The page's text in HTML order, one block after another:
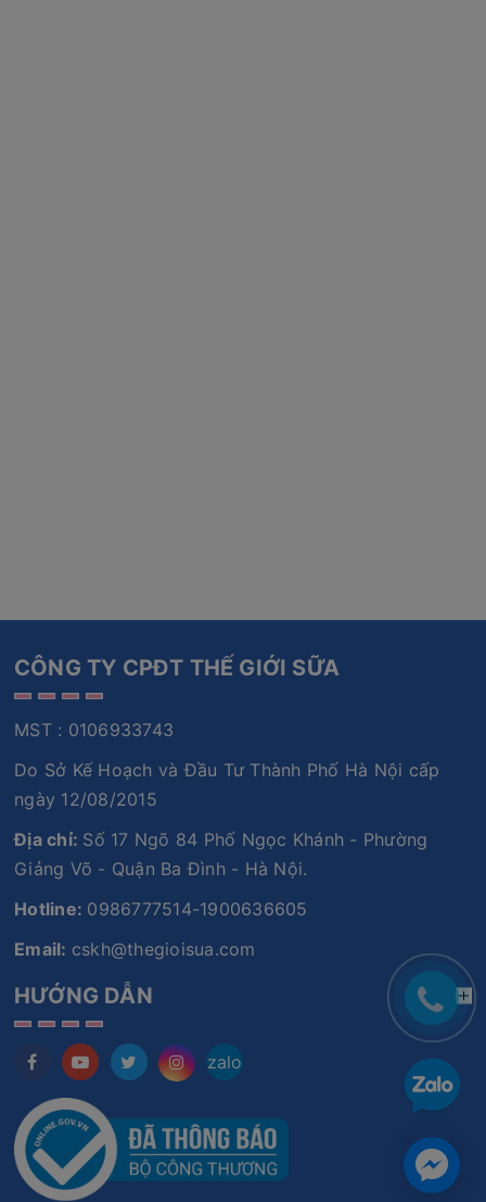
CÔNG TY CPĐT THẾ GIỚI SỮA
MST : 0106933743
Do Sở Kế Hoạch và Đầu Tư Thành Phố Hà Nội cấp
ngày 12/08/2015
Địa chỉ: Số 17 Ngõ 84 Phố Ngọc Khánh - Phường
Giảng Võ - Quận Ba Đình - Hà Nội.
Hotline: 0986777514-1900636605
Email: cskh@thegioisua.com
HƯỚNG DẪN
zalo